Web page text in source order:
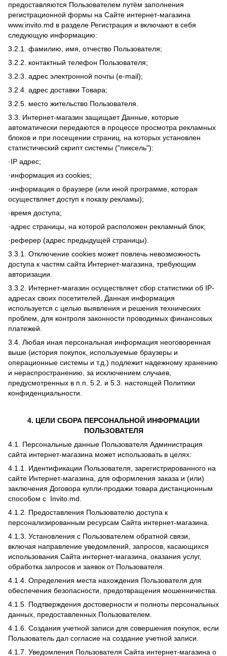
предоставляются Пользователем путём заполнения
регистрационной формы на Сайте интернет-магазина
www.invito.md в разделе Регистрация и включают в себя
следующую информацию:
3.2.1. фамилию, имя, отчество Пользователя;
3.2.2. контактный телефон Пользователя;
3.2.3. адрес электронной почты (e-mail);
3.2.4. адрес доставки Товара;
3.2.5. место жительство Пользователя.
3.3. Интернет-магазин защищает Данные, которые
автоматически передаются в процессе просмотра рекламных
блоков и при посещении страниц, на которых установлен
статистический скрипт системы ("пиксель"):
·IP адрес;
·информация из cookies;
·информация о браузере (или иной программе, которая
осуществляет доступ к показу рекламы);
·время доступа;
·адрес страницы, на которой расположен рекламный блок;
·реферер (адрес предыдущей страницы).
3.3.1. Отключение cookies может повлечь невозможность
доступа к частям сайта Интернет-магазина, требующим
авторизации.
3.3.2. Интернет-магазин осуществляет сбор статистики об IP-
адресах своих посетителей. Данная информация
используется с целью выявления и решения технических
проблем, для контроля законности проводимых финансовых
платежей.
3.4. Любая иная персональная информация неоговоренная
выше (история покупок, используемые браузеры и
операционные системы и т.д.) подлежит надежному хранению
и нераспространению, за исключением случаев,
предусмотренных в п.п. 5.2. и 5.3. настоящей Политики
конфиденциальности.
4. ЦЕЛИ СБОРА ПЕРСОНАЛЬНОЙ ИНФОРМАЦИИ
ПОЛЬЗОВАТЕЛЯ
4.1. Персональные данные Пользователя Администрация
сайта интернет-магазина может использовать в целях:
4.1.1. Идентификации Пользователя, зарегистрированного на
сайте Интернет-магазина, для оформления заказа и (или)
заключения Договора купли-продажи товара дистанционным
способом с Invito.md.
4.1.2. Предоставления Пользователю доступа к
персонализированным ресурсам Сайта интернет-магазина.
4.1.3. Установления с Пользователем обратной связи,
включая направление уведомлений, запросов, касающихся
использования Сайта интернет-магазина, оказания услуг,
обработка запросов и заявок от Пользователя.
4.1.4. Определения места нахождения Пользователя для
обеспечения безопасности, предотвращения мошенничества.
4.1.5. Подтверждения достоверности и полноты персональных
данных, предоставленных Пользователем.
4.1.6. Создания учетной записи для совершения покупок, если
Пользователь дал согласие на создание учетной записи.
4.1.7. Уведомления Пользователя Сайта интернет-магазина о